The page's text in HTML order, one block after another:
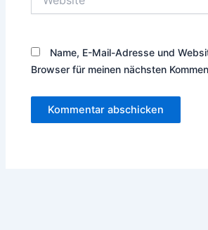
Name, E-Mail-Adresse und
Browser für meinen nächsten